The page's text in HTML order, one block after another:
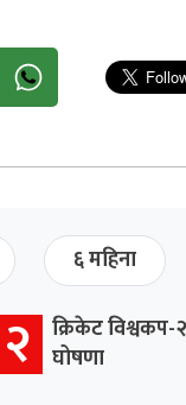
६ महिना
२
क्रिकेट
घोषणा